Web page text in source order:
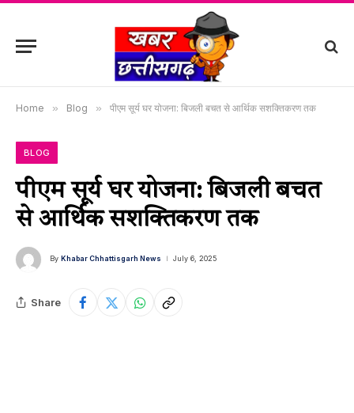
Home » Blog » पीएम सूर्य घर योजना: बिजली बचत से आर्थिक सशक्तिकरण तक
BLOG
पीएम सूर्य घर योजना: बिजली बचत
से आर्थिक सशक्तिकरण तक
By Khabar Chhattisgarh News July 6, 2025
Share